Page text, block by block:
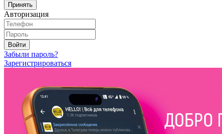
Принять
Авторизация
Войти
Забыли пароль?
Зарегистрироваться